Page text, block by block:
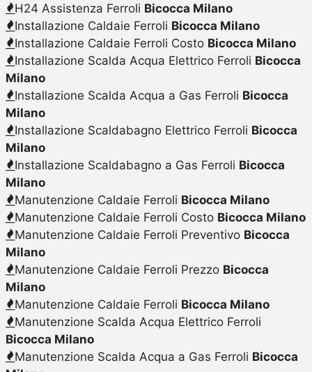
H24 Assistenza Ferroli Bicocca Milano
Installazione Caldaie Ferroli Bicocca Milano
Installazione Caldaie Ferroli Costo Bicocca Milano
Installazione Scalda Acqua Elettrico Ferroli Bicocca
Milano
Installazione Scalda Acqua a Gas Ferroli Bicocca
Milano
Installazione Scaldabagno Elettrico Ferroli Bicocca
Milano
Installazione Scaldabagno a Gas Ferroli Bicocca
Milano
Manutenzione Caldaie Ferroli Bicocca Milano
Manutenzione Caldaie Ferroli Costo Bicocca Milano
Manutenzione Caldaie Ferroli Preventivo Bicocca
Milano
Manutenzione Caldaie Ferroli Prezzo Bicocca
Milano
Manutenzione Caldaie Ferroli Bicocca Milano
Manutenzione Scalda Acqua Elettrico Ferroli
Bicocca Milano
Manutenzione Scalda Acqua a Gas Ferroli Bicocca